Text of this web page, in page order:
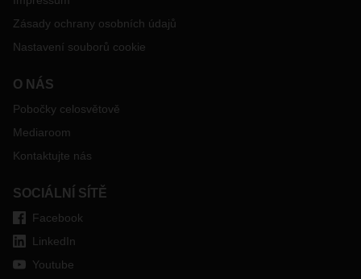
Zásady ochrany osobních údajů
Nastavení souborů cookie
O NÁS
Pobočky celosvětově
Mediaroom
Kontaktujte nás
SOCIÁLNÍ SÍTĚ
Facebook
LinkedIn
Youtube